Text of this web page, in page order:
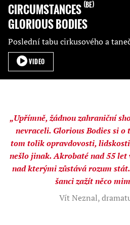
CIRCUMSTANCES BE
GLORIOUS BODIES
Poslední tabu cirkusového a
VIDEO
„Upřímně, žádnou zahraniční
nevraceli. Glorious Bodies si o
tom tolik opravdovosti, lidskosti
nešlo jinak. Akrobaté nad 55 let
nad kterými zůstává rozum
šanci zažít něco
Vít Neznal,